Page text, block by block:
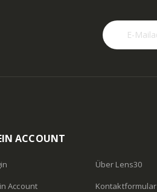
ACCOUNT
Account
Über Lens30
Kontaktformular